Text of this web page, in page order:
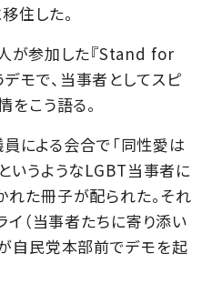
住した。
が参加した『Stand for
モで、当事者としてスピ
をこう語る。
による会合で「同性愛は
いうようなLGBT当事者に
た冊子が配られた。それ
イ（当事者たちに寄り添い
自民党本部前でデモを起